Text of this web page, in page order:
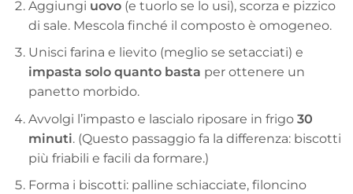
Aggiungi uovo(e tuorlo se lo usi), scorza e pizzico
di sale. Mescola finché il composto è omogeneo.
Unisci farina e lievito (meglio se setacciati) e
impasta solo quanto basta per ottenere un
panetto morbido.
Avvolgi l’impasto e lascialo riposare in frigo 30
minuti. (Questo passaggio fa la differenza: biscotti
più friabili e facili da formare.)
Forma i biscotti: palline schiacciate, filoncino